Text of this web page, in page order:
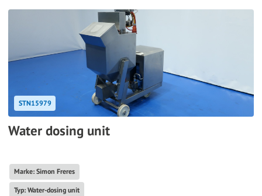
STN15979
Water dosing unit
Marke: Simon Freres
Typ: Water-dosing unit